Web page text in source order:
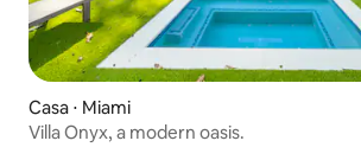
Casa ⋅ Miami
Villa Onyx, a modern oasis.